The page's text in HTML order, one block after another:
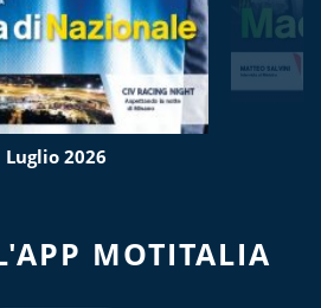
Luglio 2026
MOTITALIA